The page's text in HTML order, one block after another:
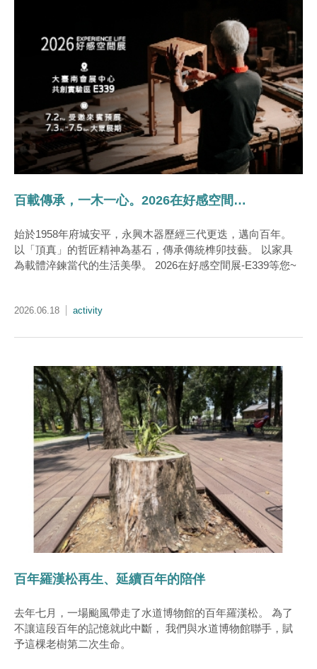
百載傳承，一木一心。2026在好感空間展-E339等您~
始於1958年府城安平，永興木器歷經三代更迭，邁向百年。
以「頂真」的哲匠精神為基石，傳承傳統榫卯技藝。 以家具
為載體淬鍊當代的生活美學。 2026在好感空間展-E339等您~
2026.06.18 activity
百年羅漢松再生、延續百年的陪伴
去年七月，一場颱風帶走了水道博物館的百年羅漢松。 為了
不讓這段百年的記憶就此中斷， 我們與水道博物館聯手，賦
予這棵老樹第二次生命。